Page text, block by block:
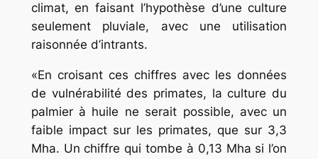
climat, en faisant l’hypothèse d’une culture
seulement pluviale, avec une utilisation
raisonnée d’intrants.
«En croisant ces chiffres avec les données
de vulnérabilité des primates, la culture du
palmier à huile ne serait possible, avec un
faible impact sur les primates, que sur 3,3
Mha. Un chiffre qui tombe à 0,13 Mha si l’on